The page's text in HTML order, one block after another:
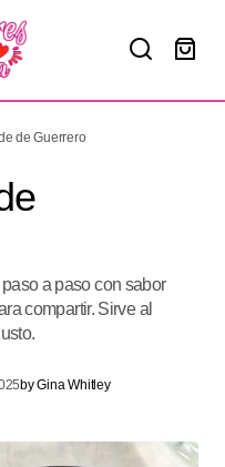
de Guerrero
a paso con sabor
compartir. Sirve al
byGina Whitley